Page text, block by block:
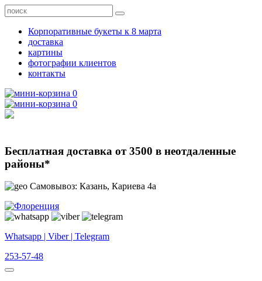
Корпоративные букеты к 8 марта
доставка
картины
фотографии клиентов
контакты
0
0
Бесплатная доставка от 3500 в неотдаленные
районы*
Самовывоз: Казань, Кариева 4а
Whatsapp | Viber | Telegram
253-57-48